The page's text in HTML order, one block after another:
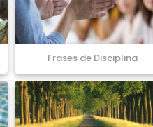
Frases de Disciplina